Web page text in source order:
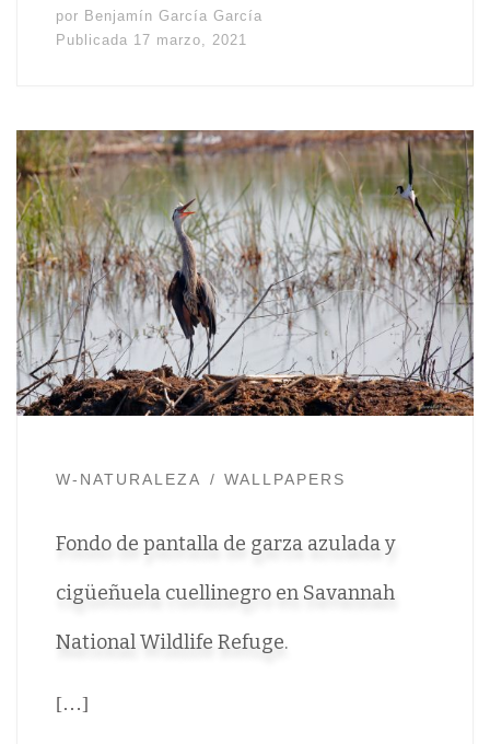
por Benjamín García García
Publicada 17 marzo, 2021
W-NATURALEZA WALLPAPERS
Fondo de pantalla de garza azulada y
cigüeñuela cuellinegro en Savannah
National Wildlife Refuge.
[…]